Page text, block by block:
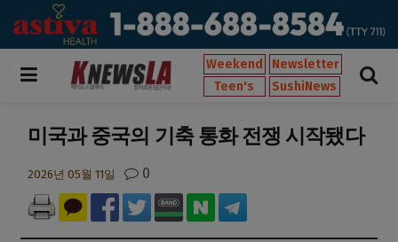
Weekend
Newsletter
Teen's
SushiNews
미국과 중국의 기축 통화 전쟁 시작됐다
2026년 05월 11일 0